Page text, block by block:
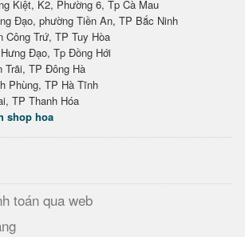
Kiệt, K2, Phường 6, Tp Cà Mau
Đạo, phường Tiền An, TP Bắc Ninh
Công Trứ, TP Tuy Hòa
Đạo, Tp Đồng Hới
Trãi, TP Đông Hà
Phùng, TP Hà Tĩnh
TP Thanh Hóa
shop hoa
toán qua web